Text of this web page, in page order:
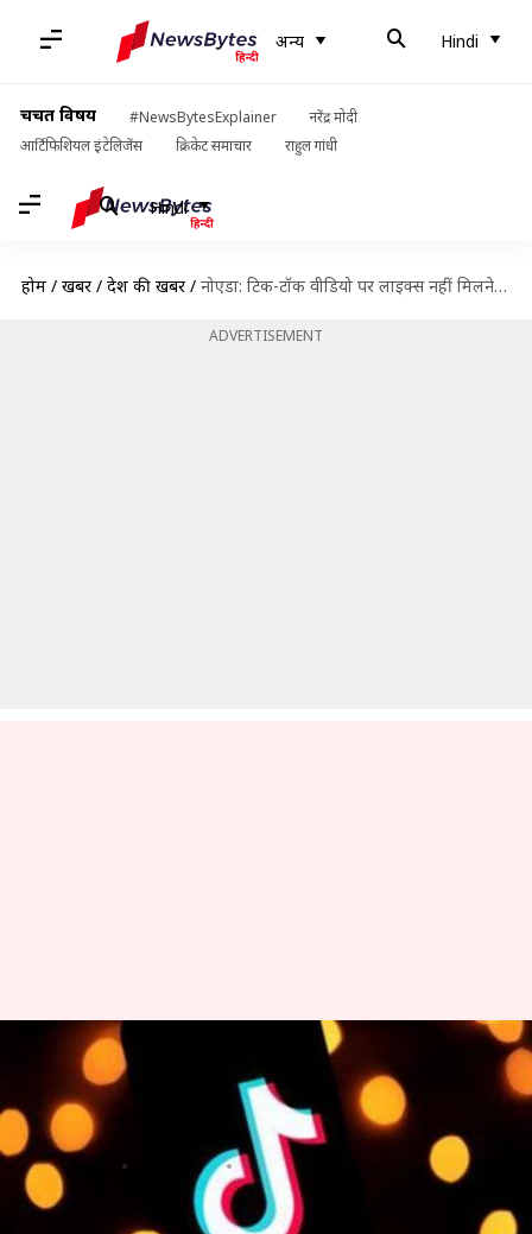
अन्य Hindi
चर्चित विषय #NewsBytesExplainer
नरेंद्र मोदी
आर्टिफिशियल इंटेलिजेंस
क्रिकेट समाचार राहुल गांधी
Hindi
होम / खबरें / देश की खबरें / नोएडा: टिक-टॉक वीडियो पर लाइक्स नहीं मिलने से दुखी युवक ने फांसी लगाकर की आत्महत्या
ADVERTISEMENT
नोएडा: टिक-टॉक वीडियो पर लाइक्स
नहीं मिलने से दुखी युवक ने फांसी
लगाकर की आत्महत्या
लेखन भारत शर्मा Apr 18, 2020 03:28 pm